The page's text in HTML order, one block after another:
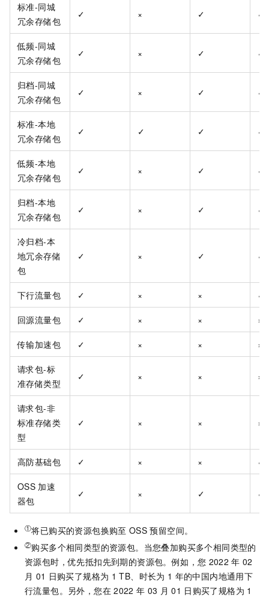
标准-同城
冗余存储包
✓ × ✓ ✓
低频-同城
冗余存储包
✓ × ✓ ✓
归档-同城
冗余存储包
✓ × ✓ ✓
标准-本地
冗余存储包
✓ ✓ ✓ ✓
低频-本地
冗余存储包
✓ × ✓ ✓
归档-本地
冗余存储包
✓ × ✓ ✓
冷归档-本
地冗余存储
包
✓ × ✓ ✓
下行流量包 ✓ × × ✓
回源流量包 ✓ × × ×
传输加速包 ✓ × × ×
请求包-标
准存储类型
✓ × × ×
请求包-非
标准存储类
型
✓ × × ×
高防基础包 ✓ × × ✓
OSS 加速
器包
✓ × ✓ ✓
①将已购买的资源包换购至 OSS 预留空间。
②购买多个相同类型的资源包。当您叠加购买多个相同类型的
资源包时，优先抵扣先到期的资源包。例如，您 2022 年 02
月 01 日购买了规格为 1 TB、时长为 1 年的中国内地通用下
行流量包。另外，您在 2022 年 03 月 01 日购买了规格为 1